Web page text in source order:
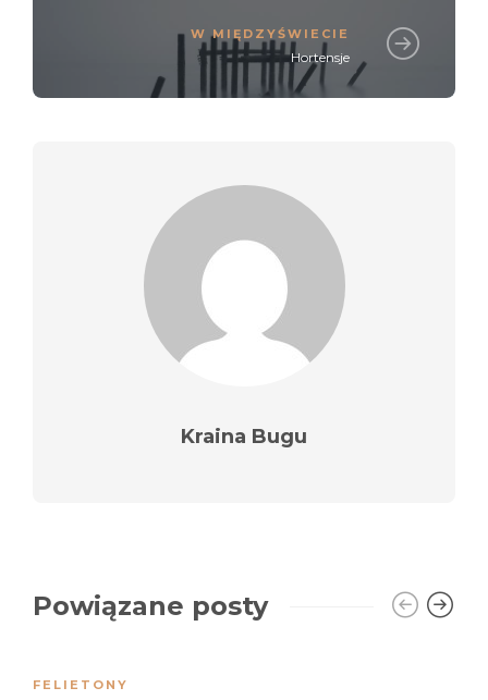
W MIĘDZYŚWIECIE
Hortensje
Kraina Bugu
Powiązane posty
FELIETONY